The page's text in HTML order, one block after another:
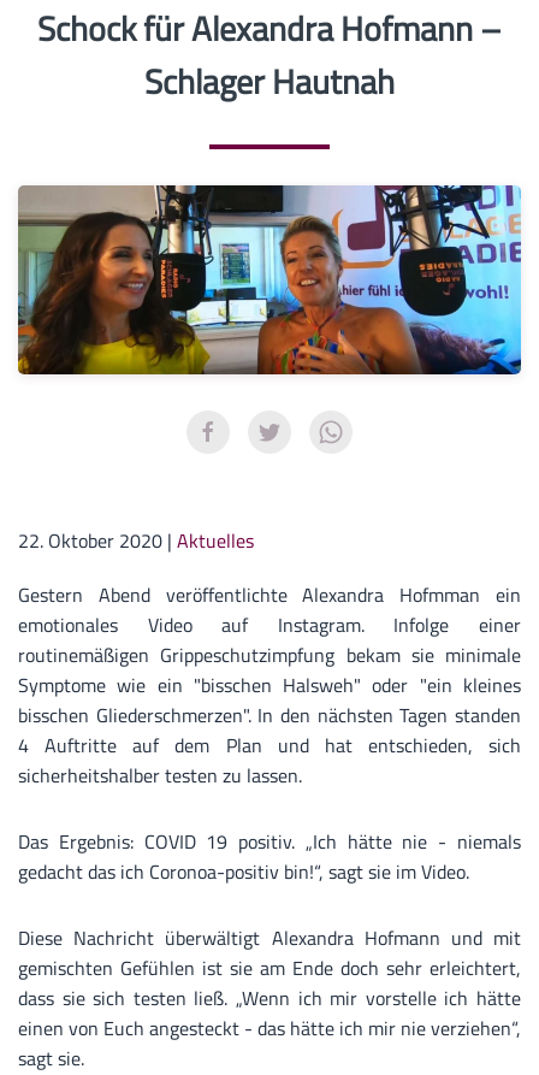
Schock für Alexandra Hofmann –
Schlager Hautnah
22. Oktober 2020 | Aktuelles
Gestern Abend veröffentlichte Alexandra Hofmman ein
emotionales Video auf Instagram. Infolge einer
routinemäßigen Grippeschutzimpfung bekam sie minimale
Symptome wie ein "bisschen Halsweh" oder "ein kleines
bisschen Gliederschmerzen". In den nächsten Tagen standen
4 Auftritte auf dem Plan und hat entschieden, sich
sicherheitshalber testen zu lassen.
Das Ergebnis: COVID 19 positiv. „Ich hätte nie - niemals
gedacht das ich Coronoa-positiv bin!“, sagt sie im Video.
Diese Nachricht überwältigt Alexandra Hofmann und mit
gemischten Gefühlen ist sie am Ende doch sehr erleichtert,
dass sie sich testen ließ. „Wenn ich mir vorstelle ich hätte
einen von Euch angesteckt - das hätte ich mir nie verziehen“,
sagt sie.